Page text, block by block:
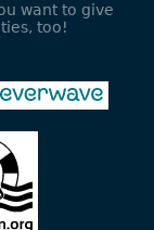
want to give
too!